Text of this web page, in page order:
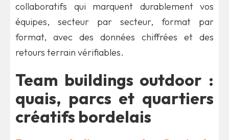
collaboratifs qui marquent durablement vos
équipes, secteur par secteur, format par
format, avec des données chiffrées et des
retours terrain vérifiables.
Team buildings outdoor :
quais, parcs et quartiers
créatifs bordelais